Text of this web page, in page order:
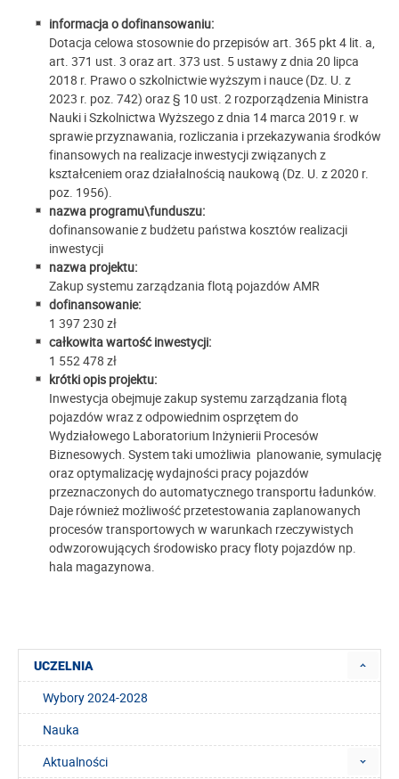
informacja o dofinansowaniu:
Dotacja celowa stosownie do przepisów art. 365 pkt 4 lit. a,
art. 371 ust. 3 oraz art. 373 ust. 5 ustawy z dnia 20 lipca
2018 r. Prawo o szkolnictwie wyższym i nauce (Dz. U. z
2023 r. poz. 742) oraz § 10 ust. 2 rozporządzenia Ministra
Nauki i Szkolnictwa Wyższego z dnia 14 marca 2019 r. w
sprawie przyznawania, rozliczania i przekazywania środków
finansowych na realizacje inwestycji związanych z
kształceniem oraz działalnością naukową (Dz. U. z 2020 r.
poz. 1956).
nazwa programu\funduszu:
dofinansowanie z budżetu państwa kosztów realizacji
inwestycji
nazwa projektu:
Zakup systemu zarządzania flotą pojazdów AMR
dofinansowanie:
1 397 230 zł
całkowita wartość inwestycji:
1 552 478 zł
krótki opis projektu:
Inwestycja obejmuje zakup systemu zarządzania flotą
pojazdów wraz z odpowiednim osprzętem do
Wydziałowego Laboratorium Inżynierii Procesów
Biznesowych. System taki umożliwia planowanie, symulację
oraz optymalizację wydajności pracy pojazdów
przeznaczonych do automatycznego transportu ładunków.
Daje również możliwość przetestowania zaplanowanych
procesów transportowych w warunkach rzeczywistych
odwzorowujących środowisko pracy floty pojazdów np.
hala magazynowa.
UCZELNIA
Wybory 2024-2028
Nauka
Aktualności